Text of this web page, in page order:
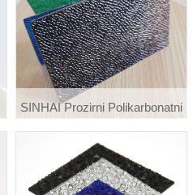
SINHAI Prozirni Polikarbonatni